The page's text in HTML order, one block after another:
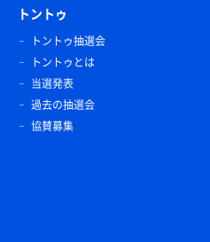
トントゥ
トントゥ抽選会
トントゥとは
当選発表
過去の抽選会
協賛募集